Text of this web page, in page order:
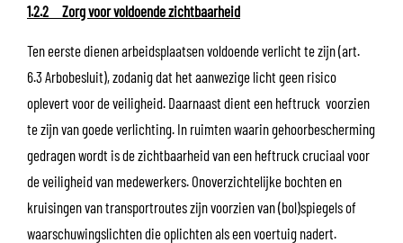
1.2.2 Zorg voor voldoende zichtbaarheid
Ten eerste dienen arbeidsplaatsen voldoende verlicht te zijn (art.
6.3 Arbobesluit), zodanig dat het aanwezige licht geen risico
oplevert voor de veiligheid. Daarnaast dient een heftruck voorzien
te zijn van goede verlichting. In ruimten waarin gehoorbescherming
gedragen wordt is de zichtbaarheid van een heftruck cruciaal voor
de veiligheid van medewerkers. Onoverzichtelijke bochten en
kruisingen van transportroutes zijn voorzien van (bol)spiegels of
waarschuwingslichten die oplichten als een voertuig nadert.